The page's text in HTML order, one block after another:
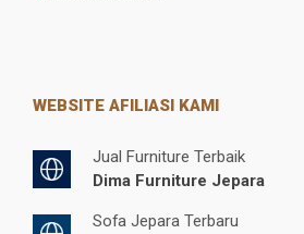
WEBSITE AFILIASI KAMI
Jual Furniture Terbaik
Dima Furniture Jepara
Sofa Jepara Terbaru